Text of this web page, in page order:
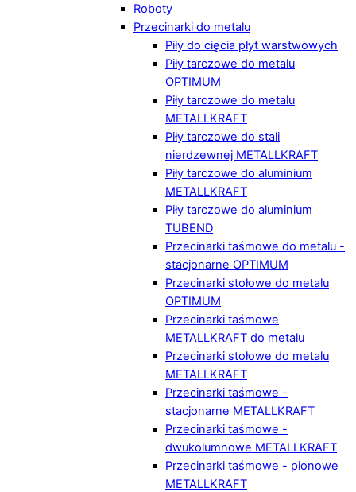
Roboty
Przecinarki do metalu
Piły do cięcia płyt warstwowych
Piły tarczowe do metalu
OPTIMUM
Piły tarczowe do metalu
METALLKRAFT
Piły tarczowe do stali
nierdzewnej METALLKRAFT
Piły tarczowe do aluminium
METALLKRAFT
Piły tarczowe do aluminium
TUBEND
Przecinarki taśmowe do metalu -
stacjonarne OPTIMUM
Przecinarki stołowe do metalu
OPTIMUM
Przecinarki taśmowe
METALLKRAFT do metalu
Przecinarki stołowe do metalu
METALLKRAFT
Przecinarki taśmowe -
stacjonarne METALLKRAFT
Przecinarki taśmowe -
dwukolumnowe METALLKRAFT
Przecinarki taśmowe - pionowe
METALLKRAFT